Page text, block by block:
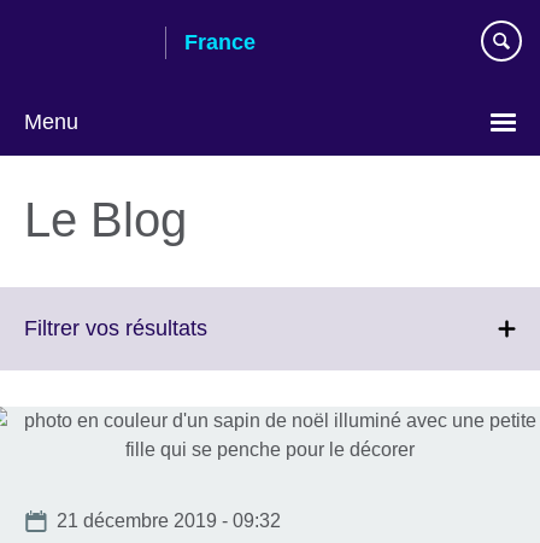
France
Menu
language
Le Blog
Filtrer vos résultatsClick
More
information
available.
Date
21 décembre 2019 - 09:32